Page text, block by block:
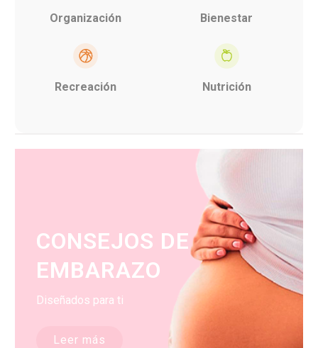
Organización Bienestar
Recreación Nutrición
CONSEJOS DE
EMBARAZO
Diseñados para ti
Leer más